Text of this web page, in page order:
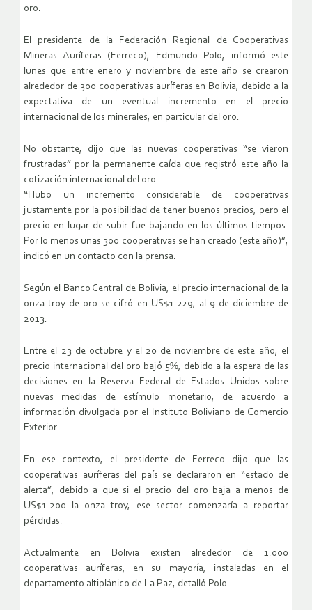
oro.
El presidente de la Federación Regional de Cooperativas
Mineras Auríferas (Ferreco), Edmundo Polo, informó este
lunes que entre enero y noviembre de este año se crearon
alrededor de 300 cooperativas auríferas en Bolivia, debido a la
expectativa de un eventual incremento en el precio
internacional de los minerales, en particular del oro.
No obstante, dijo que las nuevas cooperativas “se vieron
frustradas” por la permanente caída que registró este año la
cotización internacional del oro.
“Hubo un incremento considerable de cooperativas
justamente por la posibilidad de tener buenos precios, pero el
precio en lugar de subir fue bajando en los últimos tiempos.
Por lo menos unas 300 cooperativas se han creado (este año)”,
indicó en un contacto con la prensa.
Según el Banco Central de Bolivia, el precio internacional de la
onza troy de oro se cifró en US$1.229, al 9 de diciembre de
2013.
Entre el 23 de octubre y el 20 de noviembre de este año, el
precio internacional del oro bajó 5%, debido a la espera de las
decisiones en la Reserva Federal de Estados Unidos sobre
nuevas medidas de estímulo monetario, de acuerdo a
información divulgada por el Instituto Boliviano de Comercio
Exterior.
En ese contexto, el presidente de Ferreco dijo que las
cooperativas auríferas del país se declararon en “estado de
alerta”, debido a que si el precio del oro baja a menos de
US$1.200 la onza troy, ese sector comenzaría a reportar
pérdidas.
Actualmente en Bolivia existen alrededor de 1.000
cooperativas auríferas, en su mayoría, instaladas en el
departamento altiplánico de La Paz, detalló Polo.